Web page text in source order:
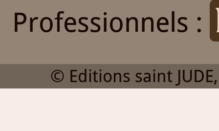
Professionnels :
© Editions saint